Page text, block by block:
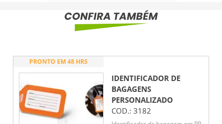
PRONTO EM 48 HRS
IDENTIFICADOR DE
BAGAGENS
PERSONALIZADO
COD.: 3182